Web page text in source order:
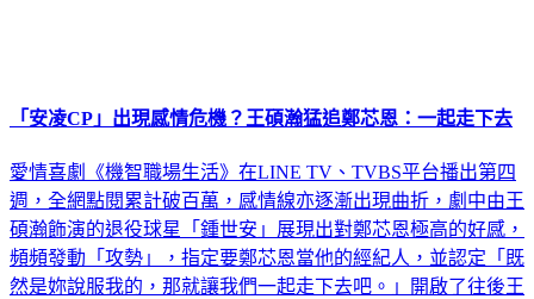
「安凌CP」出現感情危機？王碩瀚猛追鄭芯恩：一起走下去
愛情喜劇《機智職場生活》在LINE TV、TVBS平台播出第四
週，全網點閱累計破百萬，感情線亦逐漸出現曲折，劇中由王
碩瀚飾演的退役球星「鍾世安」展現出對鄭芯恩極高的好感，
頻頻發動「攻勢」，指定要鄭芯恩當他的經紀人，並認定「既
然是妳說服我的，那就讓我們一起走下去吧。」開啟了往後王